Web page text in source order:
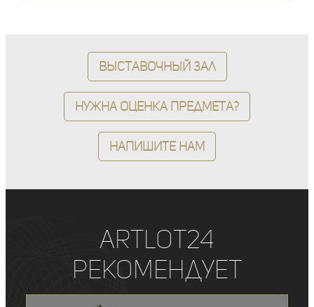
Выставочный зал
Нужна оценка предмета?
Напишите нам
ArtLot24
рекомендует